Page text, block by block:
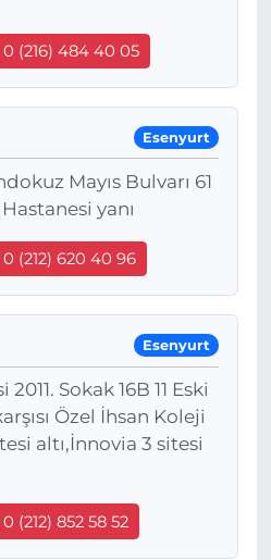
0 (216) 484 40 05
Esenyurt
Mayıs Bulvarı 61
yanı
0 (212) 620 40 96
Esenyurt
Sokak 16B 11 Eski
Özel İhsan Koleji
altı,İnnovia 3 sitesi
0 (212) 852 58 52